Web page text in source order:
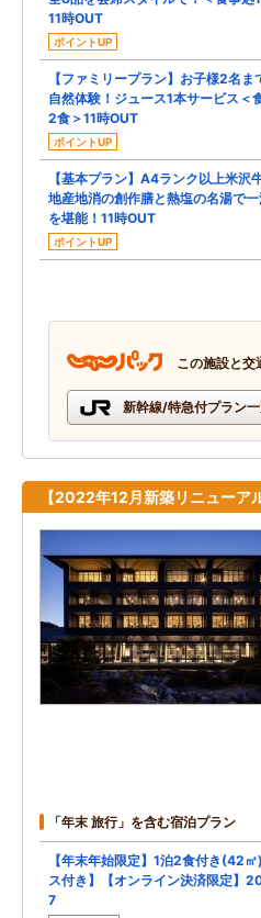
11時OUT
ポイントUP
【ファミリープラン】お子様2名ま
自然体験！ジュース1本サービス＜
2食＞11時OUT
ポイントUP
【基本プラン】A4ランク以上米沢
地産地消の創作膳と熱塩の名湯で
を堪能！11時OUT
ポイントUP
この施設と交
新幹線/特急付プラン
【2022年12月新築リニューア
「年末 旅行」を含む宿泊プラン
【年末年始限定】1泊2食付き(42
ス付き】【オンライン決済限定】
7